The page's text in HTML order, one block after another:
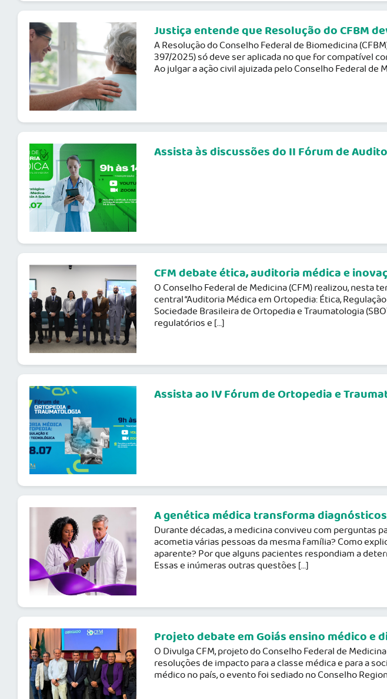
Justiça entende que Resolução do CFBM
A Resolução do Conselho Federal de Biomedicina
397/2025) só deve ser aplicada no que for compatível
Ao julgar a ação civil ajuizada pelo Conselho Federal de
Assista às discussões do II Fórum de
CFM debate ética, auditoria médica e
O Conselho Federal de Medicina (CFM) realizou, nesta
central “Auditoria Médica em Ortopedia: Ética,
Sociedade Brasileira de Ortopedia e Traumatologia
regulatórios e […]
Assista ao IV Fórum de Ortopedia e
A genética médica transforma
Durante décadas, a medicina conviveu com perguntas
acometia várias pessoas da mesma família? Como
aparente? Por que alguns pacientes respondiam a
Essas e inúmeras outras questões […]
Projeto debate em Goiás ensino médico e
O Divulga CFM, projeto do Conselho Federal de
resoluções de impacto para a classe médica e para a
médico no país, o evento foi sediado no Conselho